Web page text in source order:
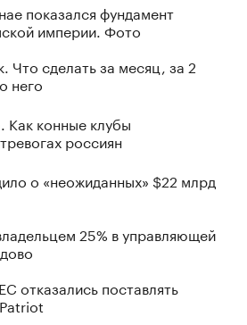
показался фундамент
империи. Фото
Что сделать за месяц, за 2
него
Как конные клубы
россиян
о «неожиданных» $22 млрд
25% в управляющей
отказались поставлять